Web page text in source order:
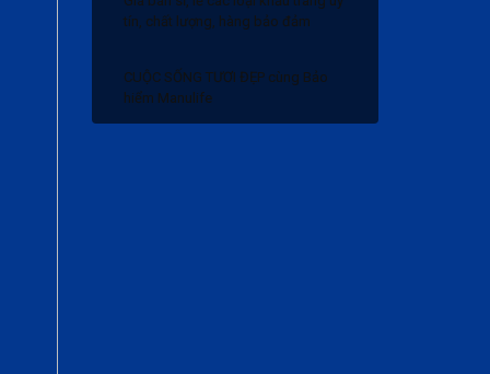
tín, chất lượng, hàng bảo đảm
CUỘC SỐNG TƯƠI ĐẸP cùng Bảo
hiểm Manulife